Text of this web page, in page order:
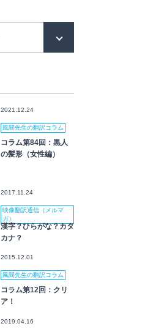
2021.12.24
風間先生の翻訳コラム
コラム第84回：黒人
の髪形（女性編）
2017.11.24
映像翻訳通信（メルマ
ガ）
漢字？ひらがな？カタ
カナ？
2015.12.01
風間先生の翻訳コラム
コラム第12回：クリ
ア！
2019.04.16